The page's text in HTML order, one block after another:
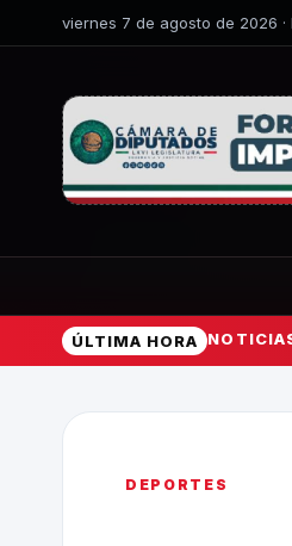
viernes 7 de agosto de 2026
ÚLTIMA HORA
DEPORTES